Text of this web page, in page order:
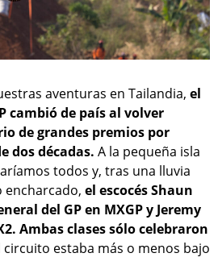
aventuras en Tailandia, el
cambió de país al volver
de grandes premios por
dos décadas. A la pequeña isla
todos y, tras una lluvia
el escocés Shaun
del GP en MXGP y Jeremy
Ambas clases sólo celebraron
circuito estaba más o menos bajo